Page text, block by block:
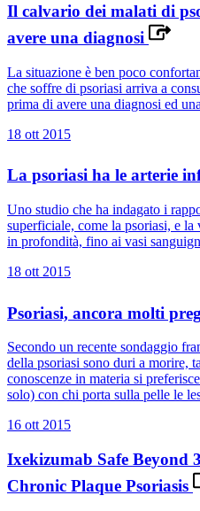
Il calvario dei malati di
avere una diagnosi
La situazione è ben poco
che soffre di psoriasi arriva a
prima di avere una diagnosi ed
18 ott 2015
La psoriasi ha le arterie
Uno studio che ha indagato i
superficiale, come la psoriasi, e
in profondità, fino ai vasi
18 ott 2015
Psoriasi, ancora molti
Secondo un recente sondaggio
della psoriasi sono duri a morire,
conoscenze in materia si
solo) con chi porta sulla pelle le
16 ott 2015
Ixekizumab Safe Beyond
Chronic Plaque Psoriasis